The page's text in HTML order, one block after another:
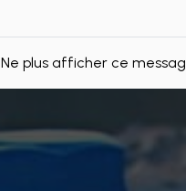
Ne plus afficher ce